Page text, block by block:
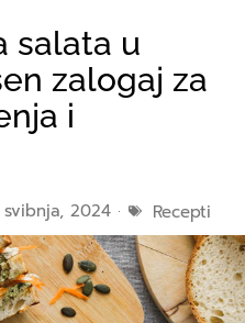
salata u
zalogaj za
i
svibnja, 2024 Recepti